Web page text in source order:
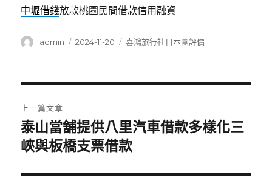
中壢借錢放款桃園民間借款信用融資
作
admin
發
2024-11-20
分
喜鴻旅行社日本團評價
章
導
覽
上一篇文章
上
一
文
泰山當舖提供八里汽車借款多樣化三
峽與板橋支票借款